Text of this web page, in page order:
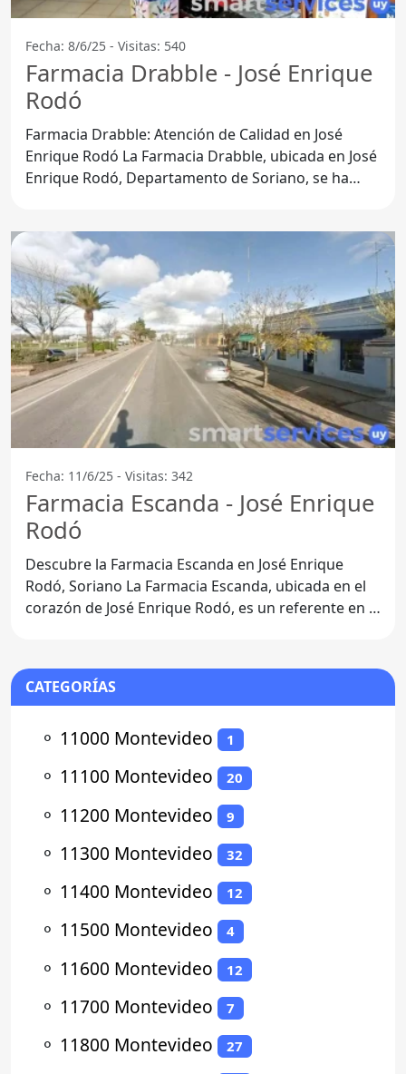
Fecha: 8/6/25 - Visitas: 540
Farmacia Drabble - José Enrique
Rodó
Farmacia Drabble: Atención de Calidad en José
Enrique Rodó La Farmacia Drabble, ubicada en José
Enrique Rodó, Departamento de Soriano, se ha
Fecha: 11/6/25 - Visitas: 342
Farmacia Escanda - José Enrique
Rodó
Descubre la Farmacia Escanda en José Enrique
Rodó, Soriano La Farmacia Escanda, ubicada en el
corazón de José Enrique Rodó, es un referente en la
CATEGORÍAS
⚬ 11000 Montevideo 1
⚬ 11100 Montevideo 20
⚬ 11200 Montevideo 9
⚬ 11300 Montevideo 32
⚬ 11400 Montevideo 12
⚬ 11500 Montevideo 4
⚬ 11600 Montevideo 12
⚬ 11700 Montevideo 7
⚬ 11800 Montevideo 27